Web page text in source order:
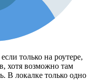
только на роутере,
хотя возможно там
В локалке только одно